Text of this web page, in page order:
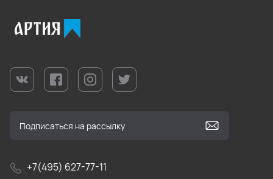
+7(495) 627-77-11